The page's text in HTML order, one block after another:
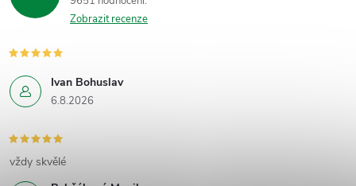
Zobrazit recenze
Ivan Bohuslav
6.8.2026
vždy skvělé